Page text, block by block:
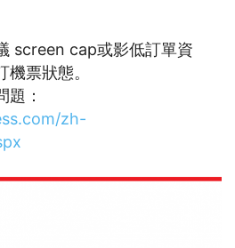
screen cap或影低訂單資
票狀態。
題：
zh-